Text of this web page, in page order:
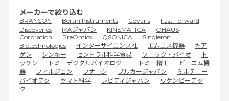
メーカーで絞り込む
BRANSON Bertin Instruments Covaris
Fast Forward
Discoveries
IKAジャパン KINEMATICA
OHAUS
Corpration
PreOmics QSONICA
Singleron
Biotechnologies
インターサイエンス社 エムエス機器
キア
ゲン
シンキー セントラル科学貿易 ソニック・バイオ
ト
ッケン
トミーデジタルバイオロジー トミー精工
ビーエム機
器
フィルジェン フナコシ ブルカージャパン
ミルテニー
バイオテク
ヤマト科学 レビティジャパン
ワケンビーテッ
ク